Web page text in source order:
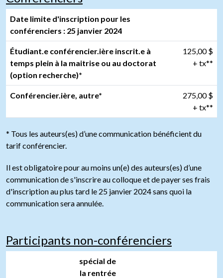
Date limite d'inscription pour les
conférenciers : 25 janvier 2024
Étudiant.e conférencier.ière inscrit.e à
temps plein à la maitrise ou au doctorat
(option recherche)*
125,00 $
+ tx**
Conférencier.ière, autre*
275,00 $
+ tx**
* Tous les auteurs(es) d’une communication bénéficient du
tarif conférencier.
Il est obligatoire pour au moins un(e) des auteurs(es) d’une
communication de s'inscrire au colloque et de payer ses frais
d'inscription au plus tard le 25 janvier 2024 sans quoi la
communication sera annulée.
Participants non-conférenciers
spécial de
la rentrée